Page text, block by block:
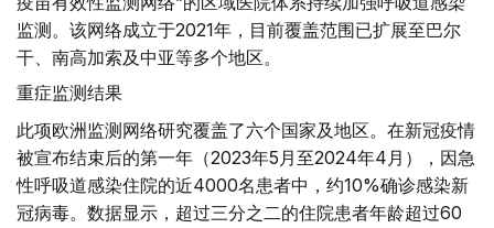
监测。该网络成立于2021年，目前覆盖范围已扩展至巴尔
干、南高加索及中亚等多个地区。
重症监测结果
此项欧洲监测网络研究覆盖了六个国家及地区。在新冠疫情
被宣布结束后的第一年（2023年5月至2024年4月），因急
性呼吸道感染住院的近4000名患者中，约10%确诊感染新
冠病毒。数据显示，超过三分之二的住院患者年龄超过60